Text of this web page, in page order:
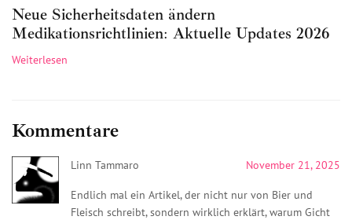
Neue Sicherheitsdaten ändern
Medikationsrichtlinien: Aktuelle Updates 2026
Weiterlesen
Kommentare
Linn Tammaro November 21, 2025
Endlich mal ein Artikel, der nicht nur von Bier und
Fleisch schreibt, sondern wirklich erklärt, warum Gicht